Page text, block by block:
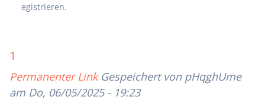
egistrieren.
1
Permanenter Link Gespeichert von pHqghUme
am Do, 06/05/2025 - 19:23